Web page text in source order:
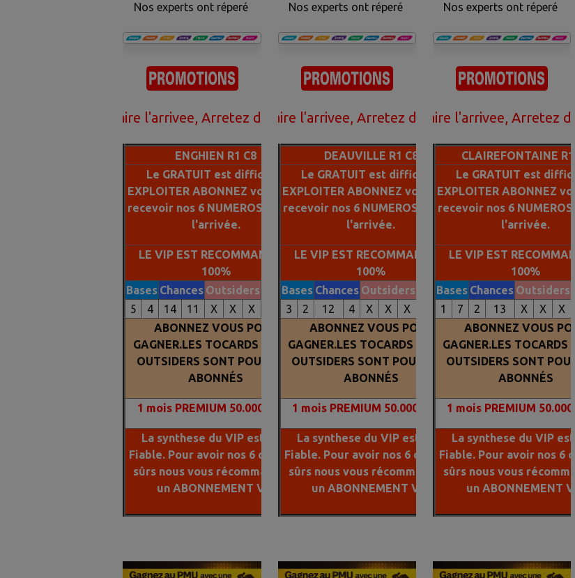
Nos experts ont réperé
de faire l'arrivee, Arretez de perdre votre argent avec le gratuit rejoignez notre VIP
ENGHIEN R1 C8
Le GRATUIT est difficile a
EXPLOITER ABONNEZ vous pour
recevoir nos 6 NUMEROS 100% a
l'arrivée.
LE VIP EST RECOMMANDE A
100%
Bases Chances Outsiders
Tocards
5
4 14 11 X X X
X
ABONNEZ VOUS POUR
GAGNER.LES TOCARDS ET LES
OUTSIDERS SONT POUR NOS
ABONNÉS
1 mois PREMIUM 50.000 FCFA
La synthese du VIP est plus
Fiable. Pour avoir nos 6 chevaux
sûrs nous vous récommandons
un ABONNEMENT VIP
Nos experts ont réperé
6 numeros ont 95% de chance de faire l'arrivee, Arretez de perdre votre argent avec le
DEAUVILLE R1 C8
Le GRATUIT est difficile a
EXPLOITER ABONNEZ vous pour
recevoir nos 6 NUMEROS 100% a
l'arrivée.
LE VIP EST RECOMMANDE A
100%
Bases Chances Outsiders
Tocards
3
2 12 4 X X X
X
ABONNEZ VOUS POUR
GAGNER.LES TOCARDS ET LES
OUTSIDERS SONT POUR NOS
ABONNÉS
1 mois PREMIUM 50.000 FCFA
La synthese du VIP est plus
Fiable. Pour avoir nos 6 chevaux
sûrs nous vous récommandons
un ABONNEMENT VIP
Nos experts ont réperé
Nos Pronostics VIP en 6 numeros ont 95% de chance de faire l'arrivee, Arretez de
CLAIREFONTAINE R1
Le GRATUIT est
EXPLOITER ABONNEZ
recevoir nos 6 NUMEROS
l'arrivée.
LE VIP EST
100%
Bases Chances Outsiders
1
7 2 13 X X X
ABONNEZ VOUS
GAGNER.LES TOCARDS
OUTSIDERS SONT
ABONNÉS
1 mois PREMIUM 50.000
La synthese du VIP est
Fiable. Pour avoir nos 6
sûrs nous vous
un ABONNEMENT